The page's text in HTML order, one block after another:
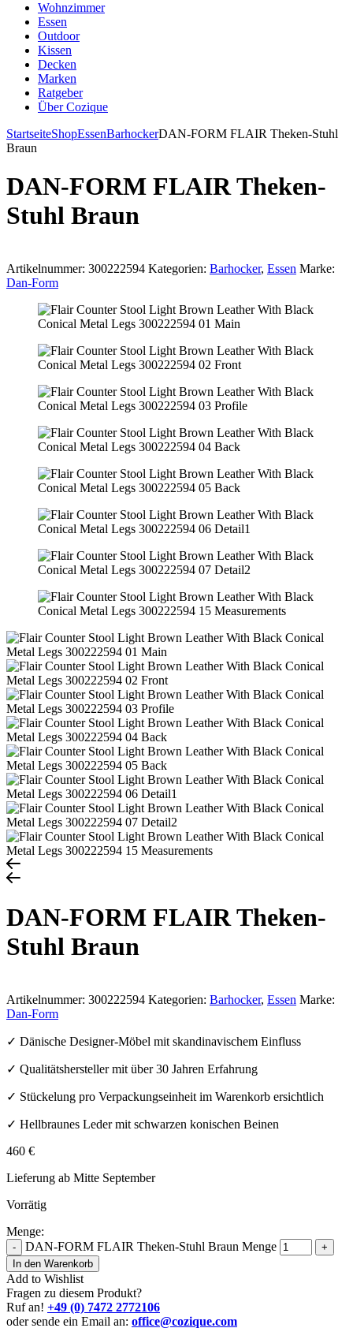
Wohnzimmer
Essen
Outdoor
Kissen
Decken
Marken
Ratgeber
Über Cozique
StartseiteShopEssenBarhockerDAN-FORM FLAIR Theken-Stuhl
Braun
DAN-FORM FLAIR Theken-
Stuhl Braun
Artikelnummer: 300222594 Kategorien: Barhocker, Essen Marke:
Dan-Form
DAN-FORM FLAIR Theken-
Stuhl Braun
Artikelnummer: 300222594 Kategorien: Barhocker, Essen Marke:
Dan-Form
✓ Dänische Designer-Möbel mit skandinavischem Einfluss
✓ Qualitätshersteller mit über 30 Jahren Erfahrung
✓ Stückelung pro Verpackungseinheit im Warenkorb ersichtlich
✓ Hellbraunes Leder mit schwarzen konischen Beinen
460 €
Lieferung ab Mitte September
Vorrätig
Menge:
- DAN-FORM FLAIR Theken-Stuhl Braun Menge
+
In den Warenkorb
Add to Wishlist
Fragen zu diesem Produkt?
Ruf an! +49 (0) 7472 2772106
oder sende ein Email an: office@cozique.com